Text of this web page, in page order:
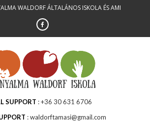
WALDORF ÁLTALÁNOS ISKOLA ÉS AMI
SUPPORT
+36 30 631 6706
waldorftamasi@gmail.com